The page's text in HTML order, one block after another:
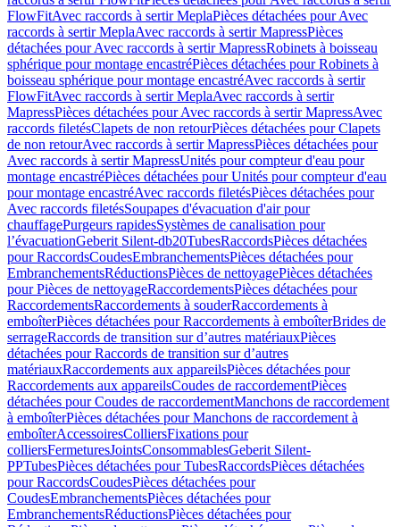
FlowFitAvec raccords à sertir MeplaPièces détachées pour Avec
raccords à sertir MeplaAvec raccords à sertir MapressPièces
détachées pour Avec raccords à sertir MapressRobinets à boisseau
sphérique pour montage encastréPièces détachées pour Robinets à
boisseau sphérique pour montage encastréAvec raccords à sertir
FlowFitAvec raccords à sertir MeplaAvec raccords à sertir
MapressPièces détachées pour Avec raccords à sertir MapressAvec
raccords filetésClapets de non retourPièces détachées pour Clapets
de non retourAvec raccords à sertir MapressPièces détachées pour
Avec raccords à sertir MapressUnités pour compteur d'eau pour
montage encastréPièces détachées pour Unités pour compteur d'eau
pour montage encastréAvec raccords filetésPièces détachées pour
Avec raccords filetésSoupapes d'évacuation d'air pour
chauffagePurgeurs rapidesSystèmes de canalisation pour
l’évacuationGeberit Silent-db20TubesRaccordsPièces détachées
pour RaccordsCoudesEmbranchementsPièces détachées pour
EmbranchementsRéductionsPièces de nettoyagePièces détachées
pour Pièces de nettoyageRaccordementsPièces détachées pour
RaccordementsRaccordements à souderRaccordements à
emboîterPièces détachées pour Raccordements à emboîterBrides de
serrageRaccords de transition sur d’autres matériauxPièces
détachées pour Raccords de transition sur d’autres
matériauxRaccordements aux appareilsPièces détachées pour
Raccordements aux appareilsCoudes de raccordementPièces
détachées pour Coudes de raccordementManchons de raccordement
à emboîterPièces détachées pour Manchons de raccordement à
emboîterAccessoiresColliersFixations pour
colliersFermeturesJointsConsommablesGeberit Silent-
PPTubesPièces détachées pour TubesRaccordsPièces détachées
pour RaccordsCoudesPièces détachées pour
CoudesEmbranchementsPièces détachées pour
EmbranchementsRéductionsPièces détachées pour